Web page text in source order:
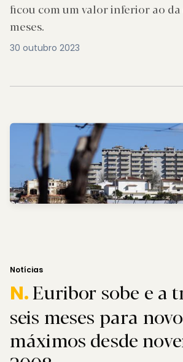
ficou com um valor inferior ao da
meses.
30 outubro 2023
Notícias
N.Euribor sobe e a
seis meses para
máximos desde